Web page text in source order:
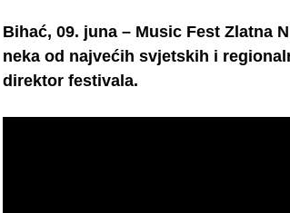
Bihać, 09. juna – Music Fest Zlatna
neka od najvećih svjetskih i
direktor festivala.